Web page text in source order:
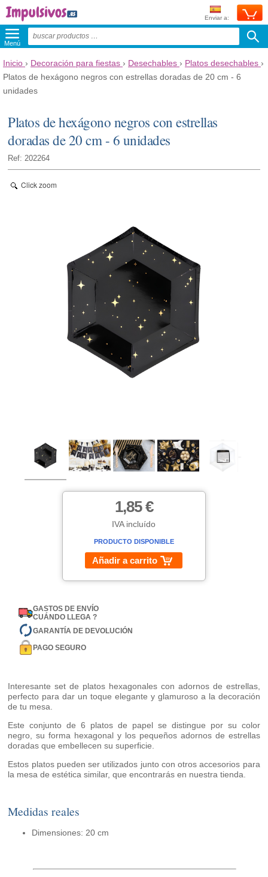
Enviar a:
Menú
Inicio › Decoración para fiestas › Desechables › Platos desechables ›
Platos de hexágono negros con estrellas doradas de 20 cm - 6
unidades
Platos de hexágono negros con estrellas
doradas de 20 cm - 6 unidades
Ref: 202264
Click zoom
1,85 €
IVA incluído
PRODUCTO DISPONIBLE
Añadir a carrito
GASTOS DE ENVÍO
CUÁNDO LLEGA ?
GARANTÍA DE DEVOLUCIÓN
PAGO SEGURO
Interesante set de platos hexagonales con adornos de estrellas,
perfecto para dar un toque elegante y glamuroso a la decoración
de tu mesa.
Este conjunto de 6 platos de papel se distingue por su color
negro, su forma hexagonal y los pequeños adornos de estrellas
doradas que embellecen su superficie.
Estos platos pueden ser utilizados junto con otros accesorios para
la mesa de estética similar, que encontrarás en nuestra tienda.
Medidas reales
Dimensiones: 20 cm